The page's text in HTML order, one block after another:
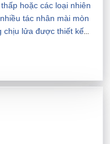
hoặc các loại nhiên
tác nhân mài mòn
chịu lửa được thiết kế
công bằng cách đổ
và ống vào các cyclone
Novacast-80AZ thi
thi công đắp dẻo.